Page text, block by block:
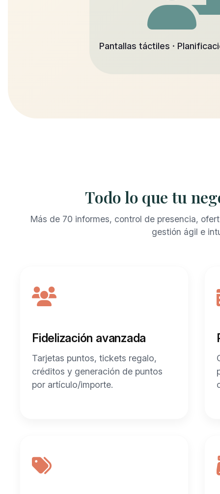
Pantallas táctiles ·
Todo lo que tu
Más de 70 informes, control de presencia,
gestión ágil e
Fidelización avanzada
Tarjetas puntos, tickets regalo,
créditos y generación de puntos
por artículo/importe.